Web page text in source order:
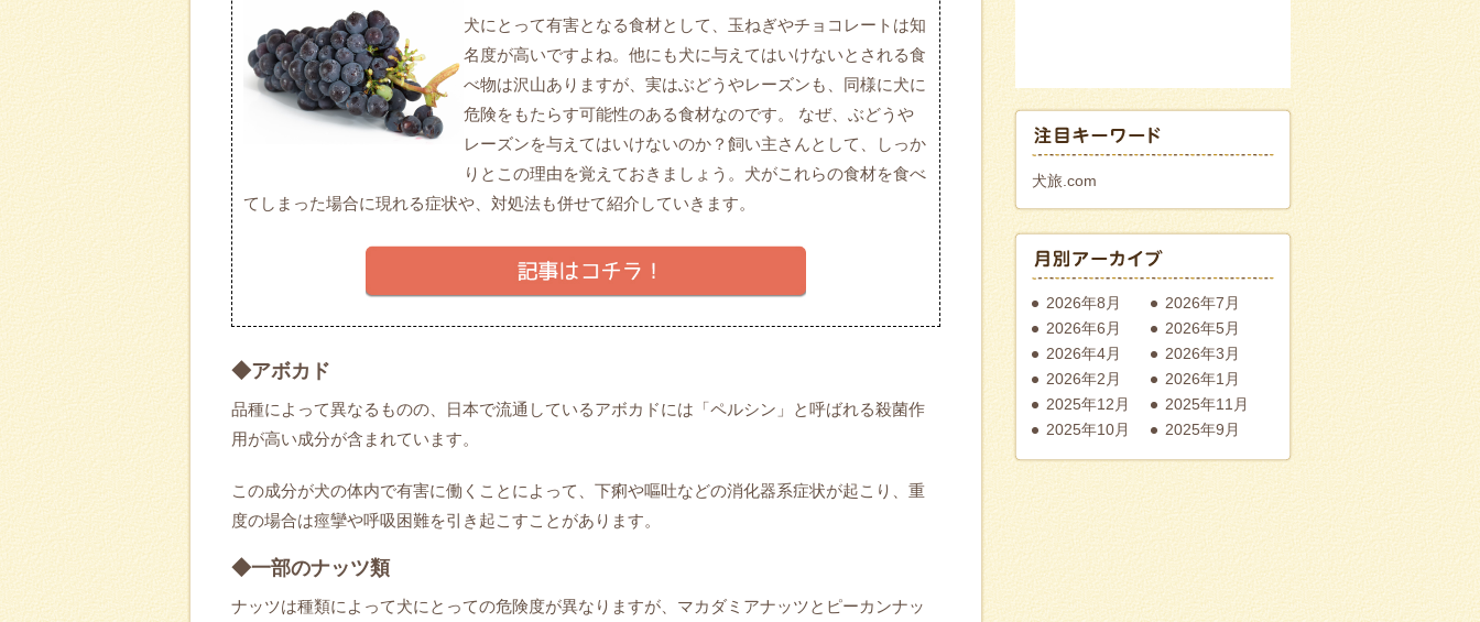
犬にとって有害となる食材として、玉ねぎやチョコレートは知
名度が高いですよね。他にも犬に与えてはいけないとされる食
べ物は沢山ありますが、実はぶどうやレーズンも、同様に犬に
危険をもたらす可能性のある食材なのです。 なぜ、ぶどうや
レーズンを与えてはいけないのか？飼い主さんとして、しっか
りとこの理由を覚えておきましょう。犬がこれらの食材を食べ
てしまった場合に現れる症状や、対処法も併せて紹介していきます。
◆アボカド
品種によって異なるものの、日本で流通しているアボカドには「ペルシン」と呼ばれる殺菌作
用が高い成分が含まれています。
この成分が犬の体内で有害に働くことによって、下痢や嘔吐などの消化器系症状が起こり、重
度の場合は痙攣や呼吸困難を引き起こすことがあります。
◆一部のナッツ類
ナッツは種類によって犬にとっての危険度が異なりますが、マカダミアナッツとピーカンナッ
犬旅.com
2026年8月
2026年7月
2026年6月
2026年5月
2026年4月
2026年3月
2026年2月
2026年1月
2025年12月
2025年11月
2025年10月
2025年9月